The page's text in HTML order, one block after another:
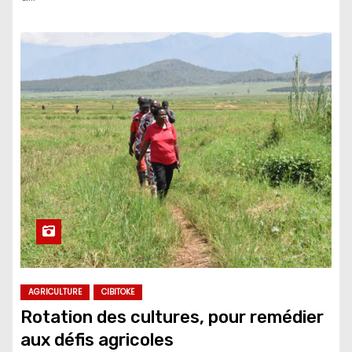
AGRICULTURE CIBITOKE
Rotation des cultures, pour remédier
aux défis agricoles